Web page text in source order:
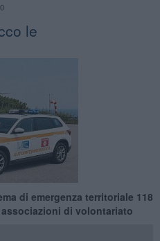
le
di emergenza territoriale 118
di volontariato